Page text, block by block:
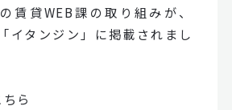
賃貸WEB課の取り組みが、
イタンジン」に掲載されまし
ら